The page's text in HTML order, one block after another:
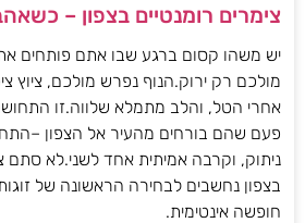
צימרים רומנטיים בצפון –
יש משהו קסום ברגע שבו אתם פותחים את
מולכם רק ירוק.הנוף נפרש מולכם, ציוץ
אחרי הטל, והלב מתמלא שלווה.זו
פעם שהם בורחים מהעיר אל הצפון
ניתוק, וקרבה אמיתית אחד לשני.לא סתם
בצפון נחשבים לבחירה הראשונה של
חופשה אינטימית.